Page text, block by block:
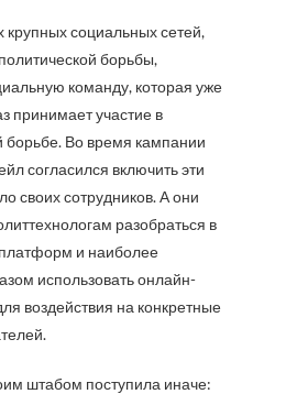
крупных социальных сетей,
борьбы,
команду, которая уже
принимает участие в
борьбе. Во время кампании
согласился включить эти
своих сотрудников. А они
разобраться в
и наиболее
использовать онлайн-
воздействия на конкретные
штабом поступила иначе: